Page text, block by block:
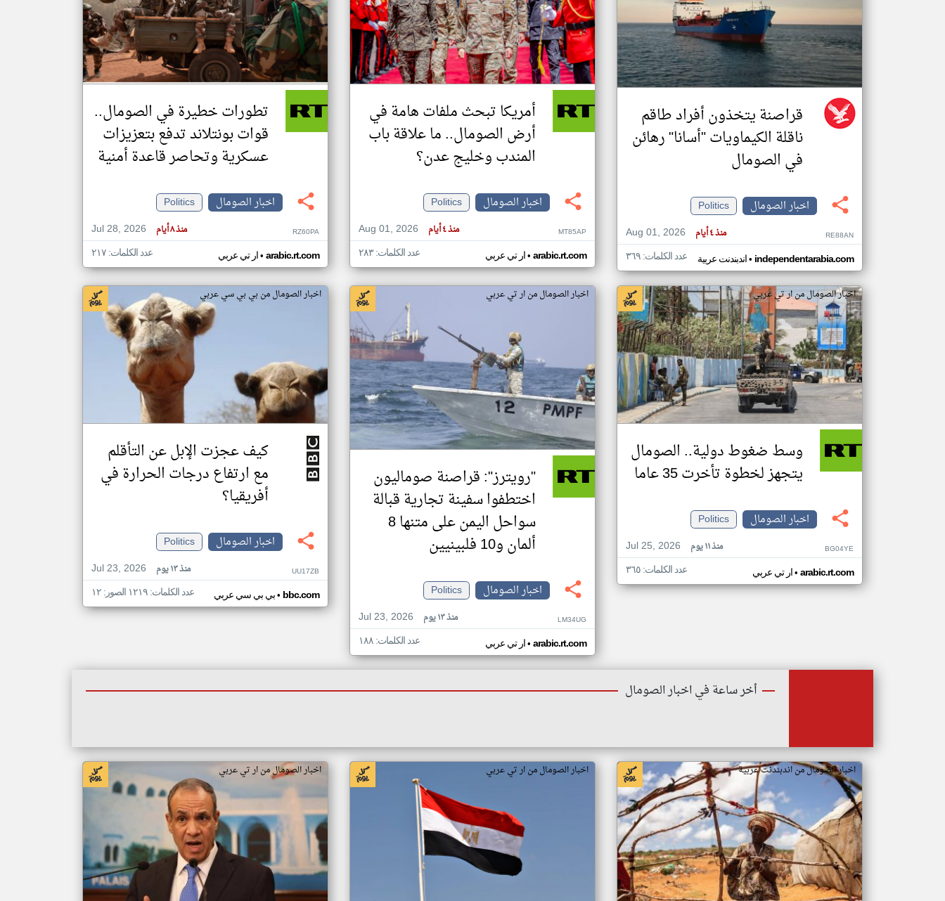
تغيير الدولة
مصادر الأخبار من الصومال
اخبار الصومال على مدار الساعة
أهم اخبار الصومال العاجلة والمباشرة
قراصنة يتخذون أفراد طاقم
ناقلة الكيماويات "أسانا" رهائن
في الصومال
اخبار الصومال
Politics
Aug 01, 2026
منذ ٤ أيام RE88AN
اندبندنت عربية• independentarabia.com عدد الكلمات: ٣٦٩
أمريكا تبحث ملفات هامة في
أرض الصومال.. ما علاقة باب
المندب وخليج عدن؟
اخبار الصومال
Politics
Aug 01, 2026
منذ ٤ أيام MT85AP
ار تي عربي• arabic.rt.com عدد الكلمات: ٢٨٣
تطورات خطيرة في الصومال..
قوات بونتلاند تدفع بتعزيزات
عسكرية وتحاصر قاعدة أمنية
اخبار الصومال
Politics
Jul 28, 2026
منذ ٨ أيام RZ60PA
ار تي عربي• arabic.rt.com عدد الكلمات: ٢١٧
اخبار الصومال من ار تي عربي
وسط ضغوط دولية.. الصومال
يتجهز لخطوة تأخرت 35 عاما
اخبار الصومال
Politics
Jul 25, 2026
منذ ١١ يوم BG04YE
ار تي عربي• arabic.rt.com عدد الكلمات: ٣٦٥
اخبار الصومال من ار تي عربي
"رويترز": قراصنة صوماليون
اختطفوا سفينة تجارية قبالة
سواحل اليمن على متنها 8
ألمان و10 فلبينيين
اخبار الصومال
Politics
Jul 23, 2026
منذ ١٣ يوم LM34UG
ار تي عربي• arabic.rt.com عدد الكلمات: ١٨٨
اخبار الصومال من بي بي سي عربي
كيف عجزت الإبل عن التأقلم
مع ارتفاع درجات الحرارة في
أفريقيا؟
اخبار الصومال
Politics
Jul 23, 2026
منذ ١٣ يوم UU17ZB
بي بي سي عربي• bbc.com عدد الكلمات: ١٢١٩ الصور: ١٢
أخر ساعة في اخبار الصومال
اخبار الصومال من اندبندنت عربية اخبار الصومال من ار تي عربي اخبار الصومال من ار تي عربي
klyoum.com